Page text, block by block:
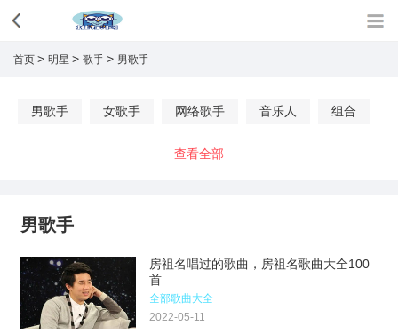
首页 > 明星 > 歌手 > 男歌手
男歌手 女歌手 网络歌手 音乐人 组合
查看全部
男歌手
房祖名唱过的歌曲，房祖名歌曲大全100
首
全部歌曲大全
2022-05-11